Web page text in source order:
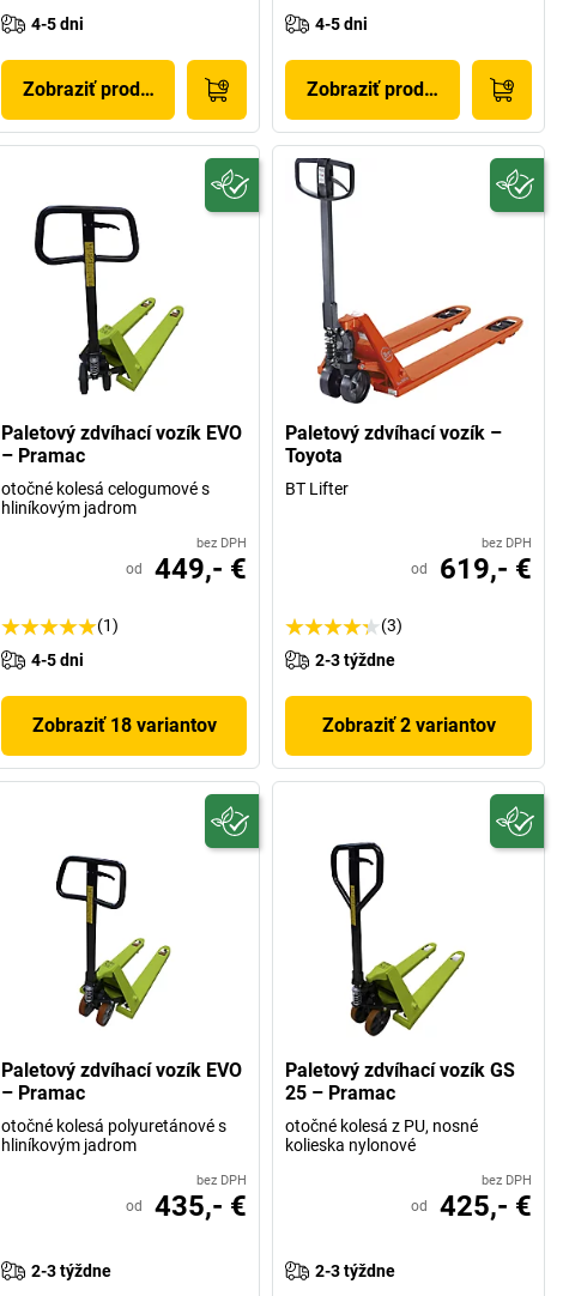
4-5 dni
Zobraziť produkt
4-5 dni
Zobraziť produkt
Paletový zdvíhací vozík EVO
– Pramac
otočné kolesá celogumové s
hliníkovým jadrom
bez DPH
od 449,- €
(1)
4-5 dni
Zobraziť 18 variantov
Paletový zdvíhací vozík –
Toyota
BT Lifter
bez DPH
od 619,- €
(3)
2-3 týždne
Zobraziť 2 variantov
Paletový zdvíhací vozík EVO
– Pramac
otočné kolesá polyuretánové s
hliníkovým jadrom
bez DPH
od 435,- €
2-3 týždne
Paletový zdvíhací vozík GS
25 – Pramac
otočné kolesá z PU, nosné
kolieska nylonové
bez DPH
od 425,- €
2-3 týždne